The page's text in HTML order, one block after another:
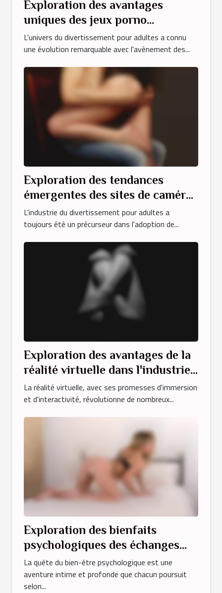
Exploration des avantages
uniques des jeux porno
interactifs en ligne
L'univers du divertissement pour adultes a connu
une évolution remarquable avec l'avènement des...
Exploration des tendances
émergentes des sites de caméras
pour adultes en 2025
L'industrie du divertissement pour adultes a
toujours été un précurseur dans l'adoption de...
Exploration des avantages de la
réalité virtuelle dans l'industrie
du divertissement pour adultes
La réalité virtuelle, avec ses promesses d'immersion
et d'interactivité, révolutionne de nombreux...
Exploration des bienfaits
psychologiques des échanges
érotiques au téléphone avec des
transexuels
La quête du bien-être psychologique est une
aventure intime et profonde que chacun poursuit
selon...